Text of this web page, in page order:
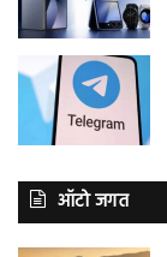
ऑटो जगत